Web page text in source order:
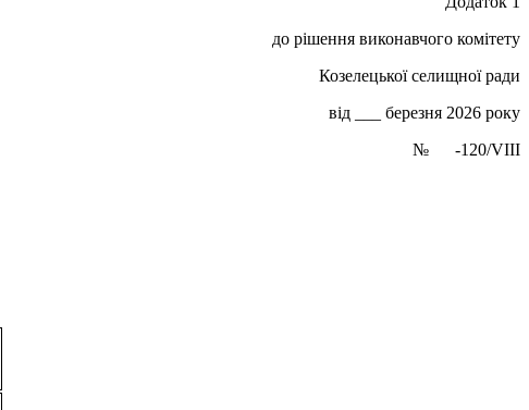
до рішення виконавчого комітету
Козелецької селищної ради
від ___ березня 2026 року
№ -120/VIII